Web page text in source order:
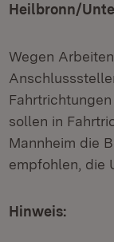
Heilbronn/
Wegen
sollen in
Mannheim die
empfohlen, die
Hinweis: